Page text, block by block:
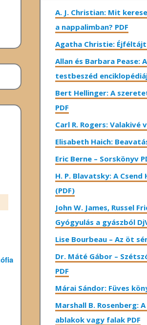
A. J. Christian: Mit
a nappalimban? PDF
Agatha Christie: Éjféltájt
Allan és Barbara Pease: A
testbeszéd
Bert Hellinger: A
PDF
Carl R. Rogers: Valakivé
Elisabeth Haich:
Eric Berne – Sorskönyv
H. P. Blavatsky: A Csend
(PDF)
John W. James, Russel
Gyógyulás a gyászból
Lise Bourbeau – Az öt
Dr. Máté Gábor –
PDF
Márai Sándor: Füves
Marshall B. Rosenberg:
ablakok vagy falak PDF